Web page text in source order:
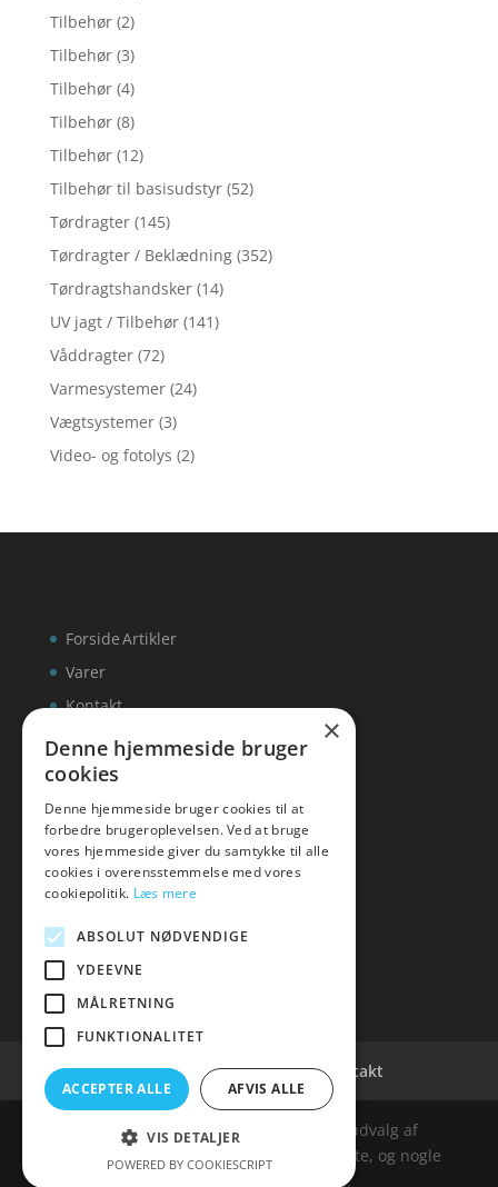
Tilbehør (2)
Tilbehør (3)
Tilbehør (4)
Tilbehør (8)
Tilbehør (12)
Tilbehør til basisudstyr (52)
Tørdragter (145)
Tørdragter / Beklædning (352)
Tørdragtshandsker (14)
UV jagt / Tilbehør (141)
Våddragter (72)
Varmesystemer (24)
Vægtsystemer (3)
Video- og fotolys (2)
Forside
Varer
Kontakt
Artikler
inks
Tlf: 7876 8672
Mail:info@inks.dk
Cookie- og privatlivspolitik Kontakt
Denne hjemmeside samler et bredt udvalg af
spændende varer. Siden er et affiiliatesite, og nogle
links kan være affiliatelinks.
×
Denne hjemmeside bruger
cookies
Denne hjemmeside bruger cookies til at
forbedre brugeroplevelsen. Ved at bruge
vores hjemmeside giver du samtykke til alle
cookies i overensstemmelse med vores
cookiepolitik. Læs mere
ABSOLUT NØDVENDIGE
YDEEVNE
MÅLRETNING
FUNKTIONALITET
ACCEPTER ALLE AFVIS ALLE
VIS DETALJER
POWERED BY COOKIESCRIPT